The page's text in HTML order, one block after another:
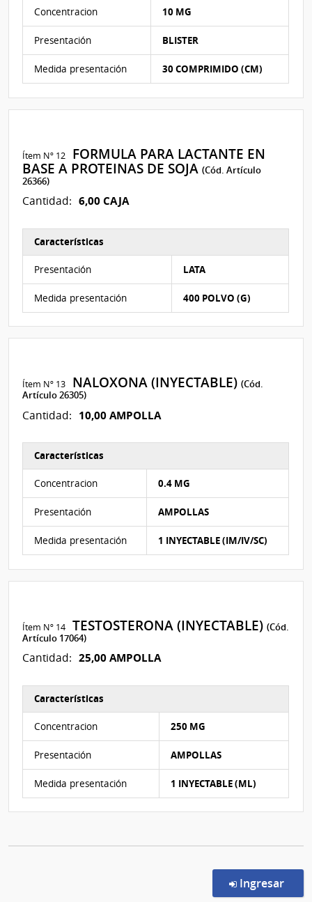
Concentracion 10 MG
Presentación BLISTER
Medida presentación 30 COMPRIMIDO (CM)
Ítem Nº 12
FORMULA PARA LACTANTE EN
BASE A PROTEINAS DE SOJA(Cód. Artículo
26366)
Cantidad: 6,00 CAJA
Características
Presentación LATA
Medida presentación 400 POLVO (G)
Ítem Nº 13 NALOXONA (INYECTABLE)(Cód.
Artículo 26305)
Cantidad: 10,00 AMPOLLA
Características
Concentracion 0.4 MG
Presentación AMPOLLAS
Medida presentación 1 INYECTABLE (IM/IV/SC)
Ítem Nº 14 TESTOSTERONA (INYECTABLE)(Cód.
Artículo 17064)
Cantidad: 25,00 AMPOLLA
Características
Concentracion 250 MG
Presentación AMPOLLAS
Medida presentación 1 INYECTABLE (ML)
Ingresar